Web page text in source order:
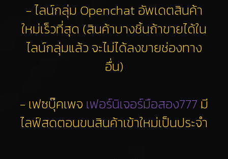
- ไลน์กลุ่ม Openchat อัพเดตสินค้า
ใหม่เร็วที่สุด (สินค้าบางชิ้นถ้าขายได้ใน
ไลน์กลุ่มแล้ว จะไม่ได้ลงขายช่องทาง
อื่น)
- เฟซบุ๊คเพจ เฟอร์นิเจอร์มือสอง777 มี
ไลฟ์สดตอนขนสินค้าเข้าใหม่เป็นประจำ